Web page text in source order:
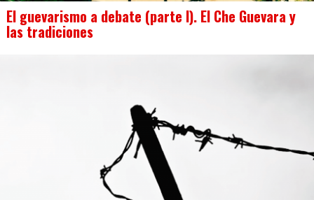
El guevarismo a debate (parte I). El Che Guevara y
las tradiciones